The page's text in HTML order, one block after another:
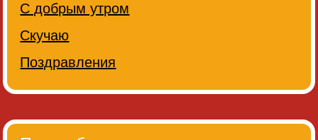
С добрым утром
Скучаю
Поздравления